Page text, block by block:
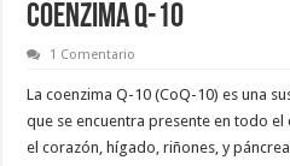
COENZIMA Q-10
1 Comentario
La coenzima Q-10 (CoQ-10) es una
que se encuentra presente en todo
el corazón, hígado, riñones, y